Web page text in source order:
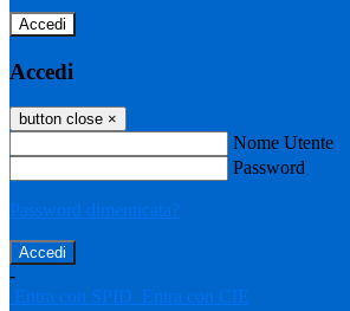
Accedi
Accedi
button close ×
Nome Utente
Password
Password dimenticata?
-
Entra con SPID
Entra con CIE